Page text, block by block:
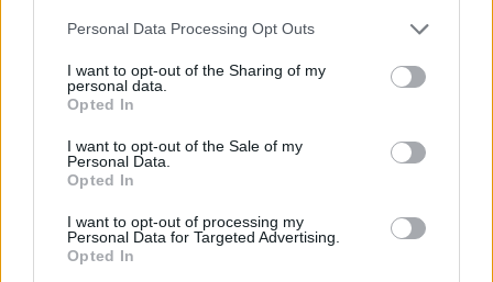
Personal Data Processing Opt Outs
I want to opt-out of the Sharing of my
personal data.
Opted In
I want to opt-out of the Sale of my
Personal Data.
Opted In
I want to opt-out of processing my
Personal Data for Targeted Advertising.
Opted In
κρίση.
Καθ 'όλη τη διάρκεια της καριέρας της, η Royalle
έλαβε πολλά βραβεία και διακρίσεις για τη
συνεισφορά της στη βιομηχανία ενηλίκων και την
ενδυνάμωση των γυναικών. Το 2004, εισήχθη στο
Hall of Fame της AVN, εδραιώνοντας την
κληρονομιά της ως μία από τις πιο σημαίνουσες